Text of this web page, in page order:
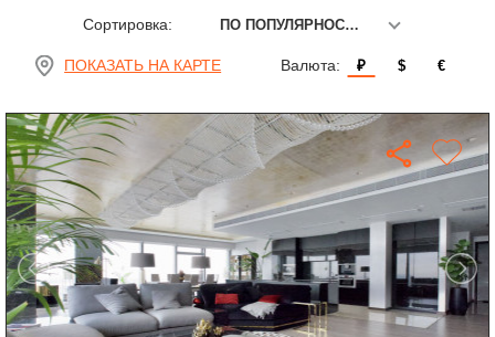
Сортировка: ПО ПОПУЛЯРНОСТИ
ПОКАЗАТЬ НА КАРТЕ Валюта: ₽ $ €